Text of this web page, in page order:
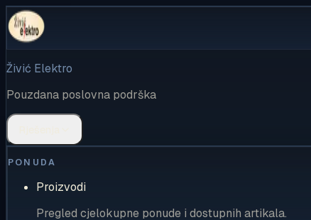
Živić Elektro
Pouzdana poslovna podrška
PONUDA
Proizvodi
Pregled cjelokupne ponude i dostupnih artikala.